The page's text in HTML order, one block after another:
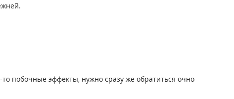
побочные эффекты, нужно сразу же обратиться очно